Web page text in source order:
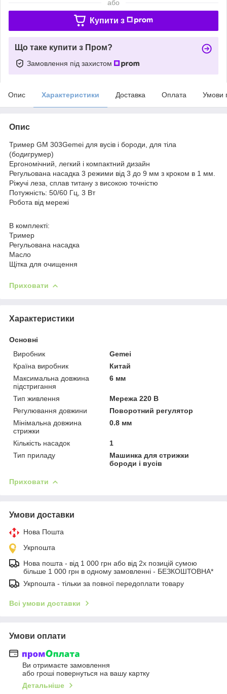
або
Купити з
Що таке купити з Пром?
Замовлення під захистом
Опис Характеристики Доставка Оплата Умови
Опис
Тример GM 303Gemei для вусів і бороди, для тіла
(бодигрумер)
Ергономічний, легкий і компактний дизайн
Регульована насадка 3 режими від 3 до 9 мм з кроком в 1 мм.
Ріжучі леза, сплав титану з високою точністю
Потужність: 50/60 Гц, 3 Вт
Робота від мережі
В комплекті:
Тример
Регульована насадка
Масло
Щітка для очищення
Приховати
Характеристики
Основні
Виробник
Gemei
Країна виробник
Китай
Максимальна довжина
підстригання
6 мм
Тип живлення
Мережа 220 В
Регулювання довжини
Поворотний регулятор
Мінімальна довжина
стрижки
0.8 мм
Кількість насадок
1
Тип приладу
Машинка для стрижки
бороди і вусів
Приховати
Умови доставки
Нова Пошта
Укрпошта
Нова пошта - від 1 000 грн або від 2х позицій сумою
більше 1 000 грн в одному замовленні - БЕЗКОШТОВНА*
Укрпошта - тільки за повної передоплати товару
Всі умови доставки
Умови оплати
Ви отримаєте замовлення
або гроші повернуться на вашу картку
Детальніше